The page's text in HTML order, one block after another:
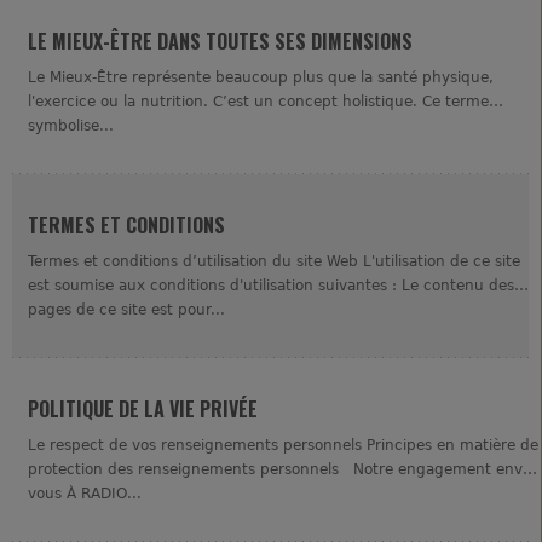
LE MIEUX-ÊTRE DANS TOUTES SES DIMENSIONS
Le Mieux-Être représente beaucoup plus que la santé physique,
l'exercice ou la nutrition. C’est un concept holistique. Ce terme
symbolise...
TERMES ET CONDITIONS
Termes et conditions d’utilisation du site Web L'utilisation de ce site
est soumise aux conditions d'utilisation suivantes : Le contenu des
pages de ce site est pour...
POLITIQUE DE LA VIE PRIVÉE
Le respect de vos renseignements personnels Principes en matière de
protection des renseignements personnels Notre engagement
vous À RADIO...